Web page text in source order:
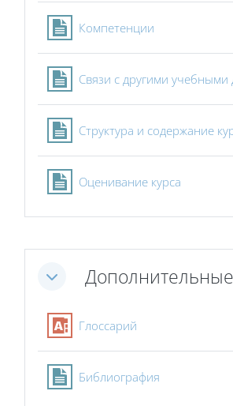
Компетенции
Связи с другими
Структура и содержание
Оценивание курса
Свернуть
Глоссарий
Библиография